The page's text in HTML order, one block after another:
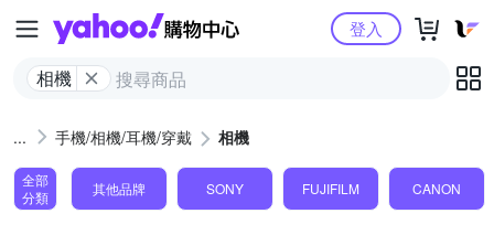
Yahoo購物中心
相機
登入
手機/相機/耳機/穿戴 相機
全部
分類
其他品牌 SONY FUJIFILM CANON